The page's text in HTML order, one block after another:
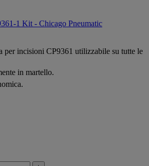
1 Kit - Chicago Pneumatic
per incisioni CP9361 utilizzabile su tutte le
in martello.